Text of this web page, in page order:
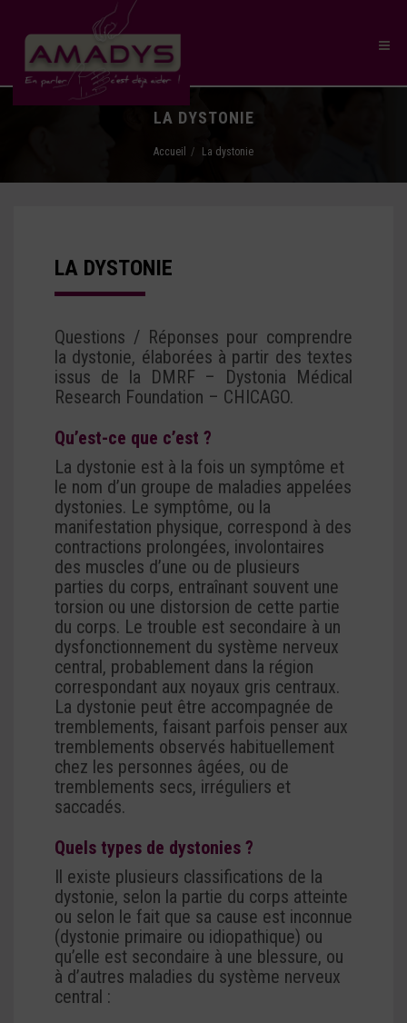
LA DYSTONIE
Accueil La dystonie
LA DYSTONIE
Questions / Réponses pour comprendre
la dystonie, élaborées à partir des textes
issus de la DMRF – Dystonia Médical
Research Foundation – CHICAGO.
Qu’est-ce que c’est ?
La dystonie est à la fois un symptôme et
le nom d’un groupe de maladies appelées
dystonies. Le symptôme, ou la
manifestation physique, correspond à des
contractions prolongées, involontaires
des muscles d’une ou de plusieurs
parties du corps, entraînant souvent une
torsion ou une distorsion de cette partie
du corps. Le trouble est secondaire à un
dysfonctionnement du système nerveux
central, probablement dans la région
correspondant aux noyaux gris centraux.
La dystonie peut être accompagnée de
tremblements, faisant parfois penser aux
tremblements observés habituellement
chez les personnes âgées, ou de
tremblements secs, irréguliers et
saccadés.
Quels types de dystonies ?
Il existe plusieurs classifications de la
dystonie, selon la partie du corps atteinte
ou selon le fait que sa cause est inconnue
(dystonie primaire ou idiopathique) ou
qu’elle est secondaire à une blessure, ou
à d’autres maladies du système nerveux
central :